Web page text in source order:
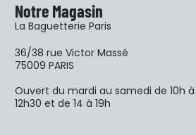
Notre Magasin
La Baguetterie Paris
36/38 rue Victor Massé
75009 PARIS
Ouvert du mardi au samedi de 10h à
12h30 et de 14 à 19h